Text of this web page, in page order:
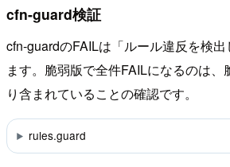
cfn-guard検証
cfn-guardのFAILは「ルール違反を検
ます。脆弱版で全件FAILになるのは、
り含まれていることの確認です。
rules.guard